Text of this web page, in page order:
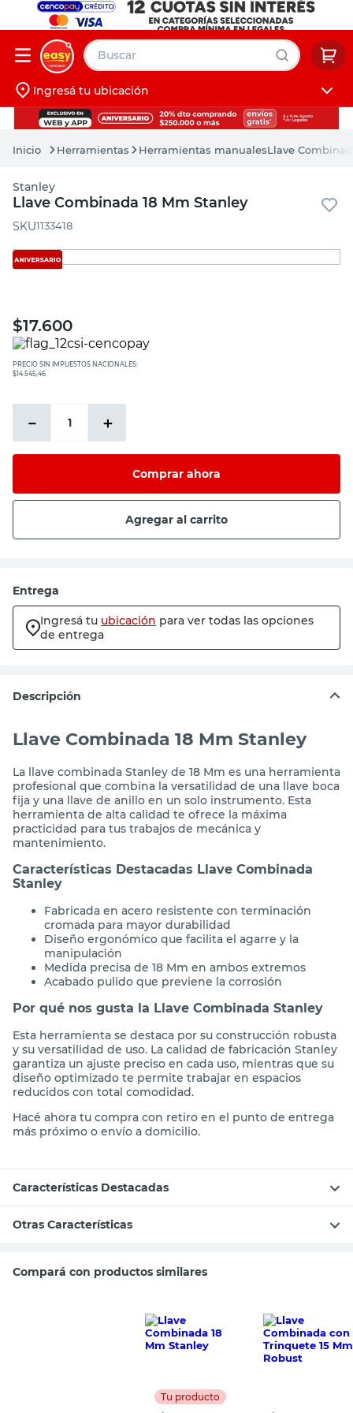
Buscar
Iniciá sesión
Ingresá tu ubicación
Herramientas Herramientas manualesLlave
Stanley
Llave Combinada 18 Mm Stanley
:1133418
$17.600
PRECIO SIN IMPUESTOS NACIONALES:
$14.545,46
＋
－
Comprar ahora
Agregar al carrito
Entrega
Ingresá tu ubicación para ver todas las opciones
de entrega
Descripción
Llave Combinada 18 Mm Stanley
La llave combinada Stanley de 18 Mm es una herramienta
profesional que combina la versatilidad de una llave boca
fija y una llave de anillo en un solo instrumento. Esta
herramienta de alta calidad te ofrece la máxima
practicidad para tus trabajos de mecánica y
mantenimiento.
Características Destacadas Llave Combinada
Stanley
Fabricada en acero resistente con terminación
cromada para mayor durabilidad
Diseño ergonómico que facilita el agarre y la
manipulación
Medida precisa de 18 Mm en ambos extremos
Acabado pulido que previene la corrosión
Por qué nos gusta la Llave Combinada Stanley
Esta herramienta se destaca por su construcción robusta
y su versatilidad de uso. La calidad de fabricación Stanley
garantiza un ajuste preciso en cada uso, mientras que su
diseño optimizado te permite trabajar en espacios
reducidos con total comodidad.
Hacé ahora tu compra con retiro en el punto de entrega
más próximo o envío a domicilio.
Características Destacadas
Otras Características
Compará con productos similares
Tu producto
muebles
pintura
escritorio
puertas